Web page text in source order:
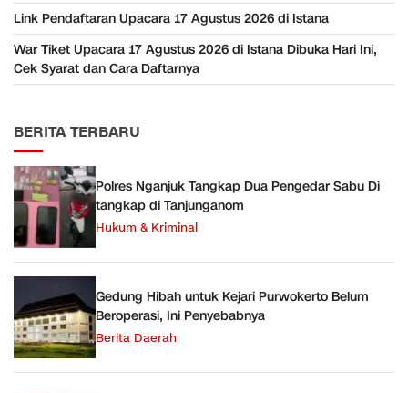
Link Pendaftaran Upacara 17 Agustus 2026 di Istana
War Tiket Upacara 17 Agustus 2026 di Istana Dibuka Hari Ini,
Cek Syarat dan Cara Daftarnya
BERITA TERBARU
Polres Nganjuk Tangkap Dua Pengedar Sabu Di
tangkap di Tanjunganom
Hukum & Kriminal
Gedung Hibah untuk Kejari Purwokerto Belum
Beroperasi, Ini Penyebabnya
Berita Daerah